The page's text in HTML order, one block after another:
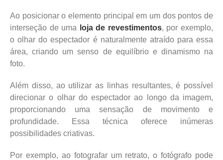
Ao posicionar o elemento principal em um dos pontos de
interseção de uma
loja de revestimentos, por exemplo,
o olhar do espectador é naturalmente atraído para essa
área, criando um senso de equilíbrio e dinamismo na
foto.
Além disso, ao utilizar as linhas resultantes, é possível
direcionar o olhar do espectador ao longo da imagem,
proporcionando uma sensação de movimento e
profundidade. Essa técnica oferece inúmeras
possibilidades criativas.
Por exemplo, ao fotografar um retrato, o fotógrafo pode